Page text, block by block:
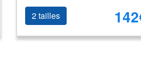
2 tailles